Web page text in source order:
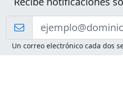
Un correo electrónico cada dos